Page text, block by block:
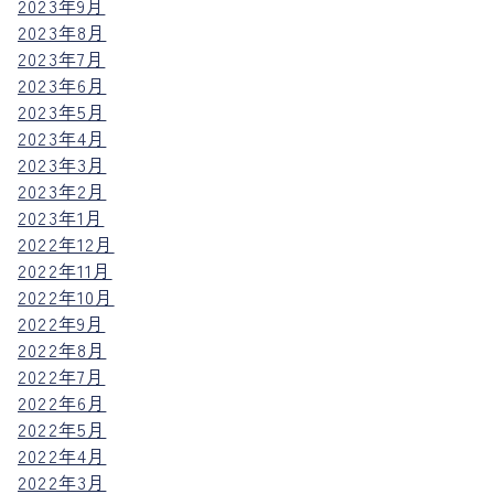
2023年9月
2023年8月
2023年7月
2023年6月
2023年5月
2023年4月
2023年3月
2023年2月
2023年1月
2022年12月
2022年11月
2022年10月
2022年9月
2022年8月
2022年7月
2022年6月
2022年5月
2022年4月
2022年3月